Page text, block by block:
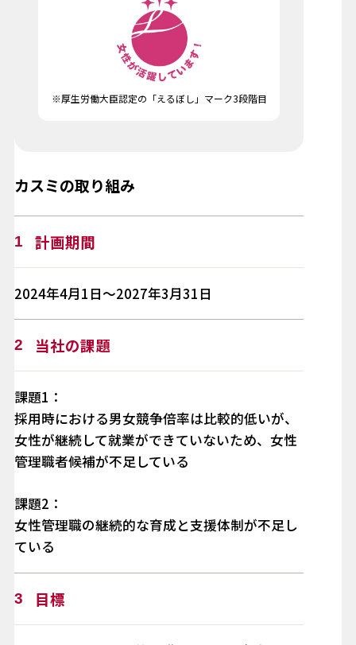
※厚生労働大臣認定の「えるぼし」マーク3段階目
カスミの取り組み
1 計画期間
2024年4月1日～2027年3月31日
2 当社の課題
課題1：
採用時における男女競争倍率は比較的低いが、
女性が継続して就業ができていないため、女性
管理職者候補が不足している
課題2：
女性管理職の継続的な育成と支援体制が不足し
ている
3 目標